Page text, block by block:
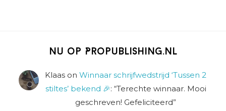
Nu op Propublishing.nl
Klaas on Winnaar schrijfwedstrijd ‘Tussen 2
stiltes’ bekend 🎉: “Terechte winnaar. Mooi
geschreven! Gefeliciteerd”